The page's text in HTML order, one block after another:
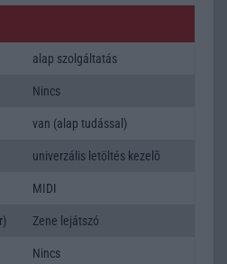
alap szolgáltatás
Nincs
van (alap tudással)
univerzális letöltés kezelõ
MIDI
Zene lejátszó
Nincs